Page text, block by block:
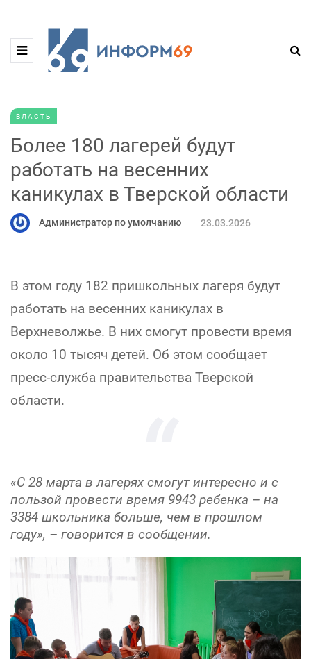
ВЛАСТЬ
Более 180 лагерей будут
работать на весенних
каникулах в Тверской области
Администратор по умолчанию 23.03.2026
В этом году 182 пришкольных лагеря будут
работать на весенних каникулах в
Верхневолжье. В них смогут провести время
около 10 тысяч детей. Об этом сообщает
пресс-служба правительства Тверской
области.
«С 28 марта в лагерях смогут интересно и с
пользой провести время 9943 ребенка – на
3384 школьника больше, чем в прошлом
году», – говорится в сообщении.